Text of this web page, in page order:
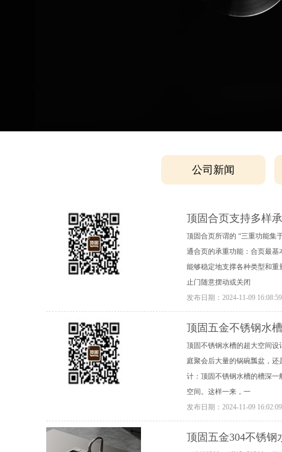
公司新闻
顶固合页支持多样
顶固合页所谓的 “三重功能集
通合页的承重功能：合页最
能够稳定地支撑各种类型和
止门随意摆动或关闭
发布日期：2024-11-09 16:08:59
顶固五金不锈钢水
顶固不锈钢水槽的超大空间
庭聚会后大量的锅碗瓢盆，
计：顶固不锈钢水槽的槽深一
空间。这样一来，一
发布日期：2024-11-09 16:02:09
顶固五金304不锈钢